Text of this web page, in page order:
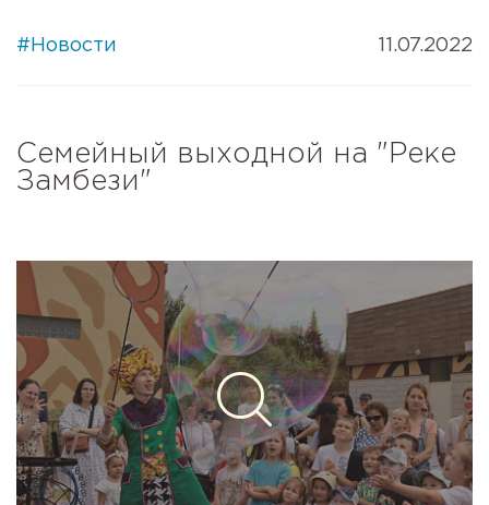
#Новости 11.07.2022
Семейный выходной на "Реке
Замбези"